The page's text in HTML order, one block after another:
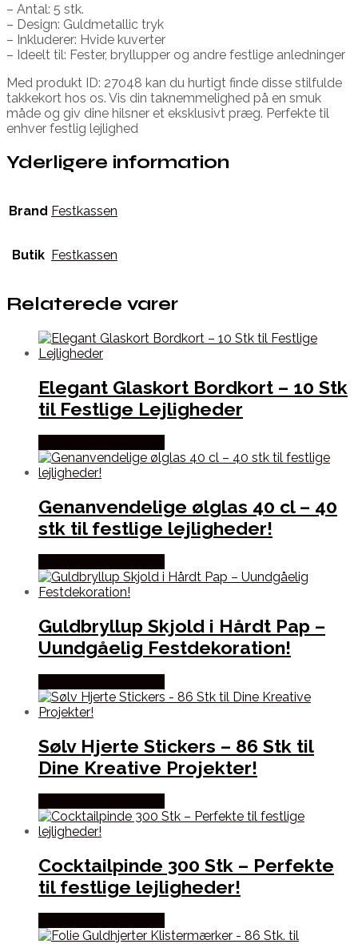
– Antal: 5 stk.
– Design: Guldmetallic tryk
– Inkluderer: Hvide kuverter
– Ideelt til: Fester, bryllupper og andre festlige anledninger
Med produkt ID: 27048 kan du hurtigt finde disse stilfulde
takkekort hos os. Vis din taknemmelighed på en smuk
måde og giv dine hilsner et eksklusivt præg. Perfekte til
enhver festlig lejlighed
Yderligere information
Brand Festkassen
Butik Festkassen
Relaterede varer
Elegant Glaskort Bordkort – 10 Stk
til Festlige Lejligheder
Genanvendelige ølglas 40 cl – 40
stk til festlige lejligheder!
Guldbryllup Skjold i Hårdt Pap –
Uundgåelig Festdekoration!
Sølv Hjerte Stickers – 86 Stk til
Dine Kreative Projekter!
Cocktailpinde 300 Stk – Perfekte
til festlige lejligheder!